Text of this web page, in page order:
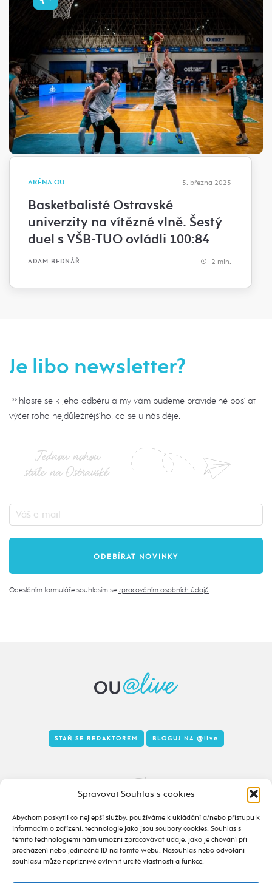
Spravovat Souhlas s cookies
Abychom poskytli co nejlepší služby, používáme k ukládání a/nebo přístupu k
informacím o zařízení, technologie jako jsou soubory cookies. Souhlas s
těmito technologiemi nám umožní zpracovávat údaje, jako je chování při
procházení nebo jedinečná ID na tomto webu. Nesouhlas nebo odvolání
souhlasu může nepříznivě ovlivnit určité vlastnosti a funkce.
ARÉNA OU 5. března 2025
Basketbalisté Ostravské
univerzity na vítězné vlně. Šestý
duel s VŠB-TUO ovládli 100:84
ADAM BEDNÁŘ 2 min.
Je libo newsletter?
Přihlaste se k jeho odběru a my vám budeme pravidelně posílat
výčet toho nejdůležitějšího, co se u nás děje.
Jednou nohou
stále na Ostravské
Odesláním formuláře souhlasím se zpracováním osobních údajů
Tady to taky žije
STAŇ SE REDAKTOREM BLOGUJ NA @live